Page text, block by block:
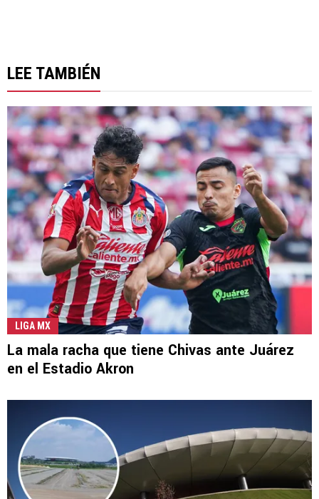
LEE TAMBIÉN
LIGA MX
La mala racha que tiene Chivas ante Juárez
en el Estadio Akron